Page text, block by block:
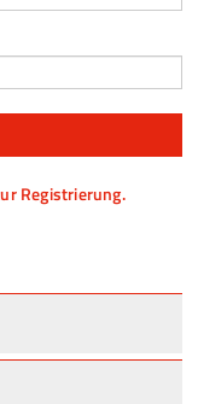
Registrierung.